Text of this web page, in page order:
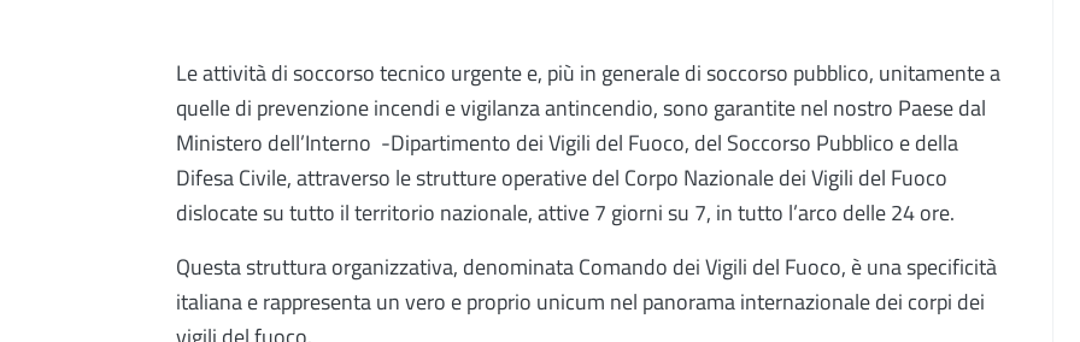
Le attività di soccorso tecnico urgente e, più in generale di soccorso pubblico, unitamente a
quelle di prevenzione incendi e vigilanza antincendio, sono garantite nel nostro Paese dal
Ministero dell’Interno -Dipartimento dei Vigili del Fuoco, del Soccorso Pubblico e della
Difesa Civile, attraverso le strutture operative del Corpo Nazionale dei Vigili del Fuoco
dislocate su tutto il territorio nazionale, attive 7 giorni su 7, in tutto l’arco delle 24 ore.
Questa struttura organizzativa, denominata Comando dei Vigili del Fuoco, è una specificità
italiana e rappresenta un vero e proprio unicum nel panorama internazionale dei corpi dei